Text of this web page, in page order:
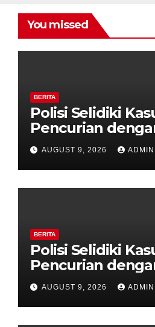
You missed
BERITA
Polisi Selidiki
Pencurian
di Counter HP
Ambarawa.
AUGUST 9, 2026 ADMIN
BERITA
Polisi Selidiki
Pencurian
di Counter HP
Ambarawa.
AUGUST 9, 2026 ADMIN